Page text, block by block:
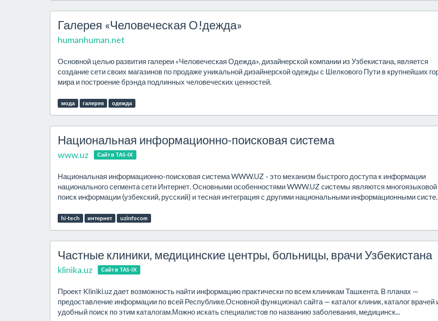
Галерея «Человеческая О!дежда»
humanhuman.net
Основной целью развития галереи «Человеческая Одежда», дизайнерской компании из Узбекистана, является
создание сети своих магазинов по продаже уникальной дизайнерской одежды с Шелкового Пути в крупнейших
мира и построение брэнда подлинных человеческих ценностей.
мода галерея одежда
Национальная информационно-поисковая система
www.uz Сайт в TAS-IX
Национальная информационно-поисковая система WWW.UZ - это механизм быстрого доступа к информации
национального сегмента сети Интернет. Основными особенностями WWW.UZ системы являются многоязыковой
поиск информации (узбекский, русский) и тесная интеграция с другими национальными информационными
hi-tech интернет uzinfocom
Частные клиники, медицинские центры, больницы, врачи Узбекистана
klinika.uz Сайт в TAS-IX
Проект Kliniki.uz дает возможность найти информацию практически по всем клиникам Ташкента. В планах —
предоставление информации по всей Республике.Основной функционал сайта — каталог клиник, каталог врачей
удобный поиск по этим каталогам.Можно искать специалистов по названию заболевания, медицинск...